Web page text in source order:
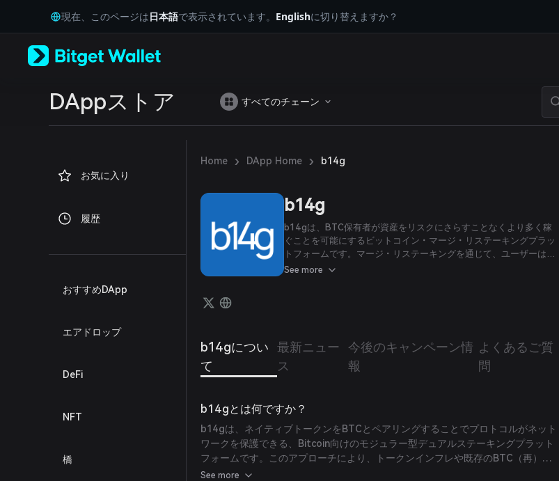
Tiếng Việt
Русский
Español (Latinoamérica)
Português (Portugal)
Bahasa Indonesia
Español (Argentina)
現在、このページは日本語で表示されています。 Englishに切り替えますか？
DAppストア すべてのチェーン
お気に入り
履歴
おすすめDApp
エアドロップ
DeFi
NFT
橋
Home › DApp Home › b14g
b14g
b14gは、BTC保有者が資産をリスクにさらすことなくより多く稼
ぐことを可能にするビットコイン・マージ・リステーキングプラッ
トフォームです。マージ・リステーキングを通じて、ユーザーは複
数のプロトコルで安全にBTCをリステークし、ビットコインを安全
See more
b14gについ
て
最新ニュー
ス
今後のキャンペーン情
報
よくあるご質
問
b14gとは何ですか？
b14gは、ネイティブトークンをBTCとペアリングすることでプロトコルがネット
ワークを保護できる、Bitcoin向けのモジュラー型デュアルステーキングプラット
フォームです。このアプローチにより、トークンインフレや既存のBTC（再）ス
テーキングモデルにおける売り圧力といった一般的な問題に対処しています。プ
See more